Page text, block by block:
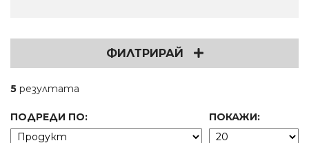
ФИЛТРИРАЙ
5 резултата
ПОДРЕДИ ПО: ПОКАЖИ: